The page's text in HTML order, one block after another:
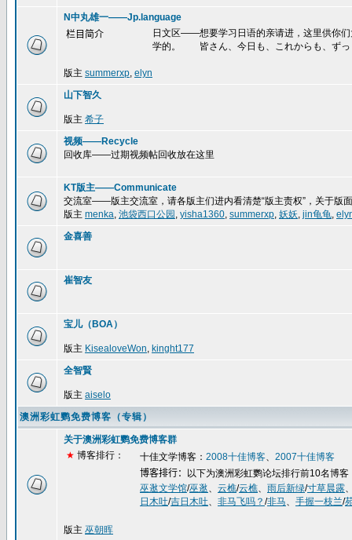
N中丸雄一——Jp.language
栏目简介
日文区——想要学习日语的亲请进，这里供你
学的。 皆さん、今日も、これからも、ずっ
版主 summerxp, elyn
山下智久
版主 希子
视频——Recycle
回收库——过期视频帖回收放在这里
KT版主——Communicate
交流室——版主交流室，请各版主们进内看清楚“版主责权”，关于版
版主 menka, 池袋西口公园 , yisha1360, summerxp, 妖妖, jin龟龟,
金喜善
崔智友
宝儿（BOA）
版主 KisealoveWon, kinght177
全智賢
版主 aiselo
澳洲彩虹鹦免费博客（专辑）
关于澳洲彩虹鹦免费博客群
★ 博客排行： 十佳文学博客： 2008十佳博客、 2007十佳博客
博客排行：
以下为澳洲彩虹鹦论坛排行前10名博客
巫逖文学馆/巫逖、 云樵/云樵、 雨后新绿/寸草晨露
日木吐/吉日木吐、 非马飞吗？ /非马、 手握一枝兰/
版主 巫朝晖